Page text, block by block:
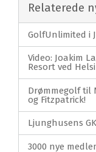
Relaterede
GolfUnlimited i
Video: Joakim
Resort ved
Drømmegolf til
og Fitzpatrick!
Ljunghusens
3000 nye